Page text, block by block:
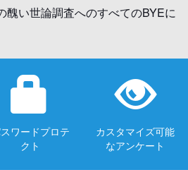
醜い世論調査へのすべてのBYEに
ワードプロテ
クト
カスタマイズ可能
なアンケート